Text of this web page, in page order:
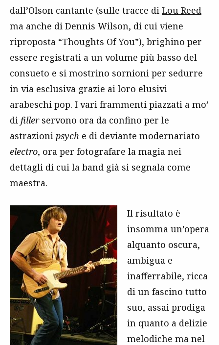
dall’Olson cantante (sulle tracce di Lou Reed
ma anche di Dennis Wilson, di cui viene
riproposta “Thoughts Of You”), brighino per
essere registrati a un volume più basso del
consueto e si mostrino sornioni per sedurre
in via esclusiva grazie ai loro elusivi
arabeschi pop. I vari frammenti piazzati a mo’
di fillerservono ora da confino per le
astrazioni psych e di deviante modernariato
electro, ora per fotografare la magia nei
dettagli di cui la band già si segnala come
maestra.
Il risultato è
insomma un’opera
alquanto oscura,
ambigua e
inafferrabile, ricca
di un fascino tutto
suo, assai prodiga
in quanto a delizie
melodiche ma nel